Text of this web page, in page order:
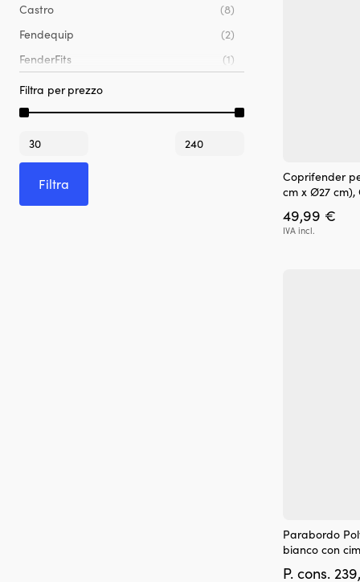
Castro
(8)
Fendequip
(2)
FenderFits
(1)
Polyform
Filtra per prezzo
Prezzo
Min
Prezzo
Max
Filtra
Coprifender
cm x Ø27 cm),
49,99 €
IVA incl.
Parabordo
bianco con
P. cons.